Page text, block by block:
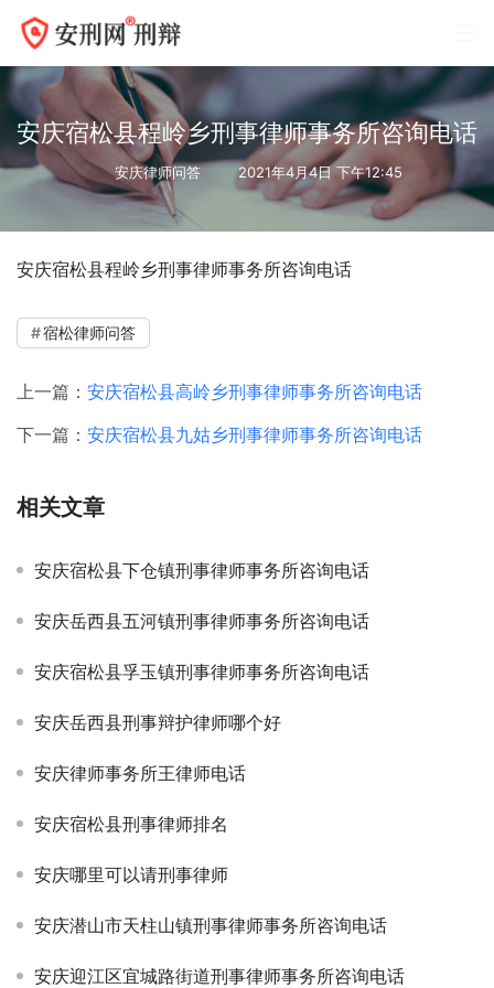
安庆宿松县程岭乡刑事律师事务所咨询电话
安庆律师问答 2021年4月4日 下午12:45
安庆宿松县程岭乡刑事律师事务所咨询电话
宿松律师问答
上一篇： 安庆宿松县高岭乡刑事律师事务所咨询电话
下一篇： 安庆宿松县九姑乡刑事律师事务所咨询电话
相关文章
安庆宿松县下仓镇刑事律师事务所咨询电话
安庆岳西县五河镇刑事律师事务所咨询电话
安庆宿松县孚玉镇刑事律师事务所咨询电话
安庆岳西县刑事辩护律师哪个好
安庆律师事务所王律师电话
安庆宿松县刑事律师排名
安庆哪里可以请刑事律师
安庆潜山市天柱山镇刑事律师事务所咨询电话
安庆迎江区宜城路街道刑事律师事务所咨询电话